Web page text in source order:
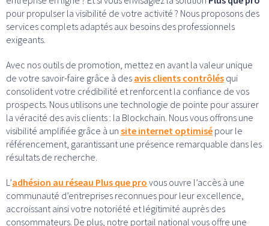
pour propulser la visibilité de votre activité ? Nous proposons des
services complets adaptés aux besoins des professionnels
exigeants.
Avec nos outils de promotion, mettez en avant la valeur unique
de votre savoir-faire grâce à des avis clients contrôlés qui
consolident votre crédibilité et renforcent la confiance de vos
prospects. Nous utilisons une technologie de pointe pour assurer
la véracité des avis clients : la Blockchain. Nous vous offrons une
visibilité amplifiée grâce à un site internet optimisé pour le
référencement, garantissant une présence remarquable dans les
résultats de recherche.
L’adhésion au réseau Plus que pro vous ouvre l’accès à une
communauté d’entreprises reconnues pour leur excellence,
accroissant ainsi votre notoriété et légitimité auprès des
consommateurs. De plus, notre portail national vous offre une